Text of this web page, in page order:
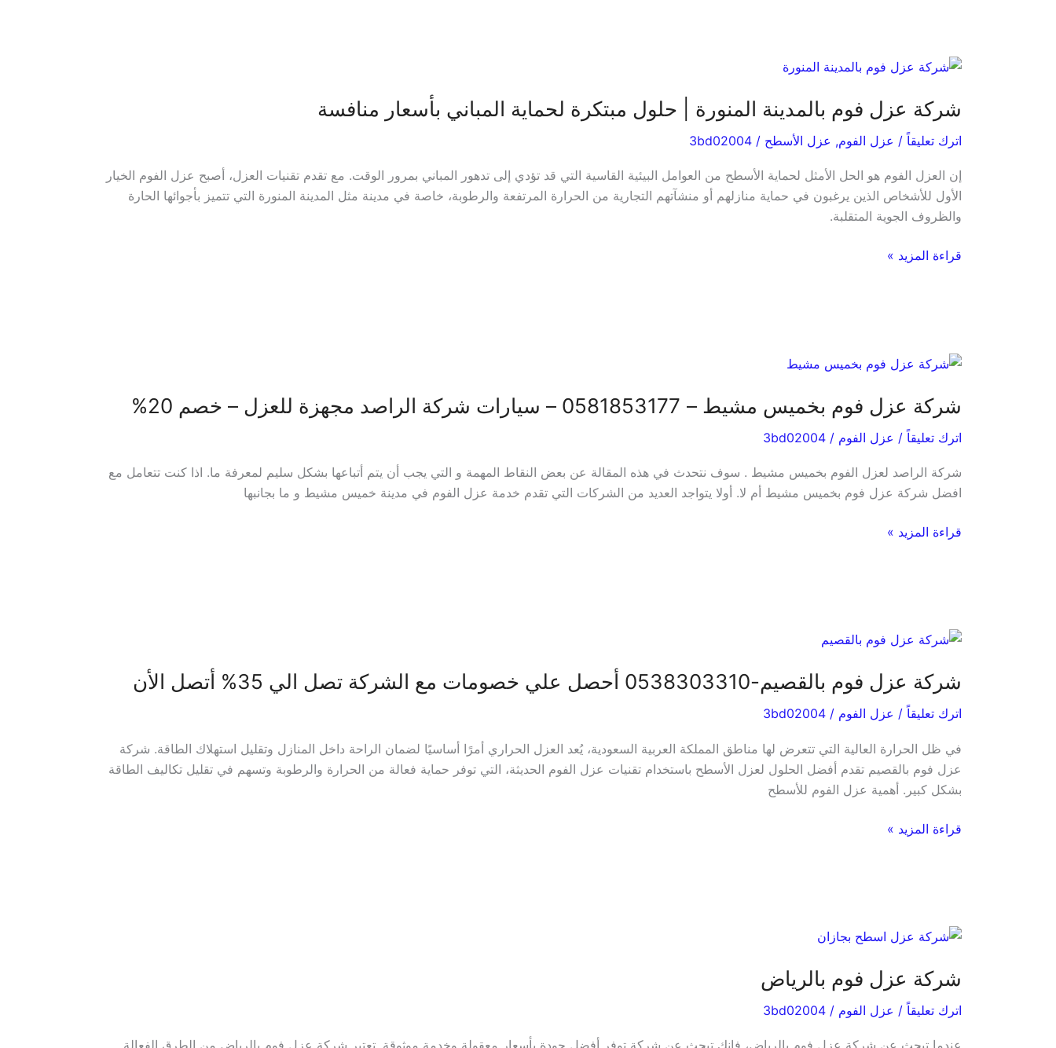
شركة عزل فوم بالمدينة المنورة | حلول مبتكرة لحماية المباني بأسعار منافسة
اترك تعليقاً / عزل الفوم, عزل الأسطح /
3bd02004
إن العزل الفوم هو الحل الأمثل لحماية الأسطح من العوامل البيئية القاسية التي قد تؤدي إلى تدهور المباني بمرور الوقت. مع تقدم تقنيات العزل، أصبح عزل الفوم الخيار
الأول للأشخاص الذين يرغبون في حماية منازلهم أو منشآتهم التجارية من الحرارة المرتفعة والرطوبة، خاصة في مدينة مثل المدينة المنورة التي تتميز بأجوائها الحارة
والظروف الجوية المتقلبة.
شركة
فوم
بالمدينة
المنورة
|
حلول
مبتكرة
لحماية
المباني
قراءة المزيد »
شركة عزل فوم بخميس مشيط – 0581853177 – سيارات شركة الراصد مجهزة للعزل – خصم 20%
اترك تعليقاً / عزل الفوم /
3bd02004
شركة الراصد لعزل الفوم بخميس مشيط . سوف نتحدث في هذه المقالة عن بعض النقاط المهمة و التي يجب أن يتم أتباعها بشكل سليم لمعرفة ما. اذا كنت تتعامل مع
افضل شركة عزل فوم بخميس مشيط أم لا. أولا يتواجد العديد من الشركات التي تقدم خدمة عزل الفوم في مدينة خميس مشيط و ما بجانبها
شركة
فوم
بخميس
مشيط
0581853177
سيارات
–
خصم
قراءة المزيد »
شركة عزل فوم بالقصيم-0538303310 أحصل علي خصومات مع الشركة تصل الي 35% أتصل الأن
اترك تعليقاً / عزل الفوم /
3bd02004
في ظل الحرارة العالية التي تتعرض لها مناطق المملكة العربية السعودية، يُعد العزل الحراري أمرًا أساسيًا لضمان الراحة داخل المنازل وتقليل استهلاك الطاقة. شركة
عزل فوم بالقصيم تقدم أفضل الحلول لعزل الأسطح باستخدام تقنيات عزل الفوم الحديثة، التي توفر حماية فعالة من الحرارة والرطوبة وتسهم في تقليل تكاليف الطاقة
بشكل كبير. أهمية عزل الفوم للأسطح
شركة
فوم
بالقصيم-0538303310
أحصل
خصومات
مع
الشركة
تصل
الي
قراءة المزيد »
شركة عزل فوم بالرياض
اترك تعليقاً / عزل الفوم /
3bd02004
شركة
فوم
بالرياض